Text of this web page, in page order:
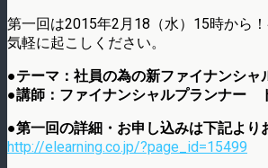
第一回は2015年2月18（水）15時から
気軽に起こしください。
●テーマ：社員の為の新ファイナンシャ
●講師：ファイナンシャルプランナー
●第一回の詳細・お申し込みは下記より
http://elearning.co.jp/?page_id=15499